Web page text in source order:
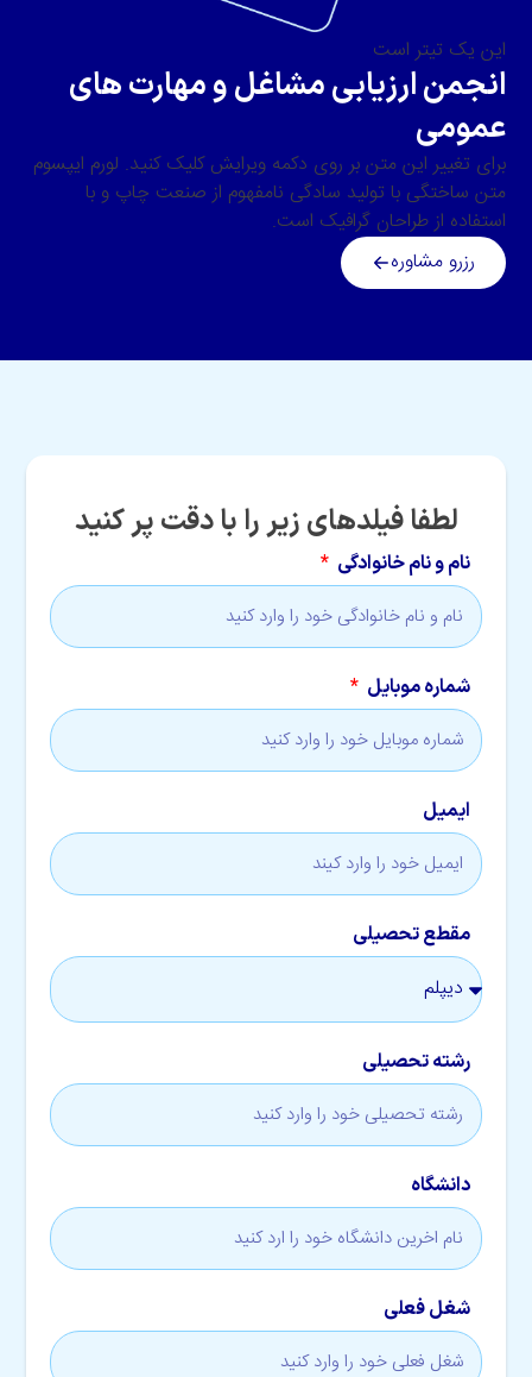
این یک تیتر است
انجمن ارزیابی مشاغل و مهارت های
عمومی
برای تغییر این متن بر روی دکمه ویرایش کلیک کنید. لورم ایپسوم
متن ساختگی با تولید سادگی نامفهوم از صنعت چاپ و با
استفاده از طراحان گرافیک است.
رزرو مشاوره
لطفا فیلدهای زیر را با دقت پر کنید
نام و نام خانوادگی
شماره موبایل
ایمیل
مقطع تحصیلی
رشته تحصیلی
دانشگاه
شغل فعلی